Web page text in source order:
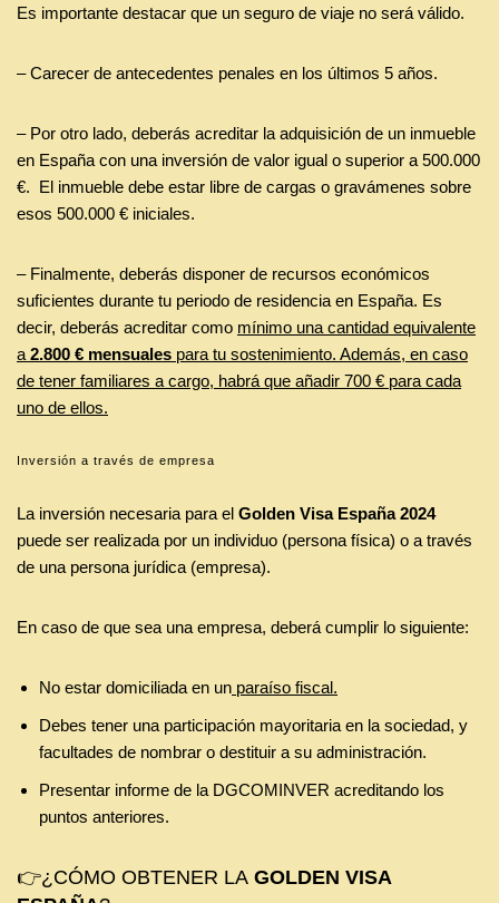
Es importante destacar que un seguro de viaje no será válido.
– Carecer de antecedentes penales en los últimos 5 años.
– Por otro lado, deberás acreditar la adquisición de un inmueble
en España con una inversión de valor igual o superior a 500.000
€. El inmueble debe estar libre de cargas o gravámenes sobre
esos 500.000 € iniciales.
– Finalmente, deberás disponer de recursos económicos
suficientes durante tu periodo de residencia en España. Es
decir, deberás acreditar como mínimo una cantidad equivalente
a 2.800 € mensuales para tu sostenimiento. Además, en caso
de tener familiares a cargo, habrá que añadir 700 € para cada
uno de ellos.
Inversión a través de empresa
La inversión necesaria para el Golden Visa España 2024
puede ser realizada por un individuo (persona física) o a través
de una persona jurídica (empresa).
En caso de que sea una empresa, deberá cumplir lo siguiente:
No estar domiciliada en un paraíso fiscal.
Debes tener una participación mayoritaria en la sociedad, y
facultades de nombrar o destituir a su administración.
Presentar informe de la DGCOMINVER acreditando los
puntos anteriores.
👉¿CÓMO OBTENER LA GOLDEN VISA